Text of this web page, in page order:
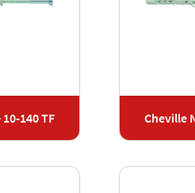
140 TF Cheville